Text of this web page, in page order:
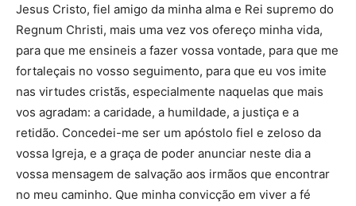
Jesus Cristo, fiel amigo da minha alma e Rei supremo do
Regnum Christi, mais uma vez vos ofereço minha vida,
para que me ensineis a fazer vossa vontade, para que me
fortaleçais no vosso seguimento, para que eu vos imite
nas virtudes cristãs, especialmente naquelas que mais
vos agradam: a caridade, a humildade, a justiça e a
retidão. Concedei-me ser um apóstolo fiel e zeloso da
vossa Igreja, e a graça de poder anunciar neste dia a
vossa mensagem de salvação aos irmãos que encontrar
no meu caminho. Que minha convicção em viver a fé